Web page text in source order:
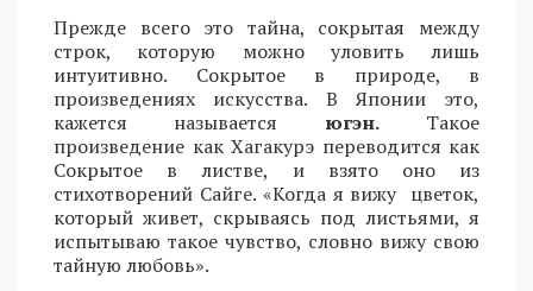
Прежде всего это тайна, сокрытая между
строк, которую можно уловить лишь
интуитивно. Сокрытое в природе, в
произведениях искусства. В Японии это,
кажется называется югэн.Такое
произведение как Хагакурэ переводится как
Сокрытое в листве, и взято оно из
стихотворений Сайге. «Когда я вижу цветок,
который живет, скрываясь под листьями, я
испытываю такое чувство, словно вижу свою
тайную любовь».